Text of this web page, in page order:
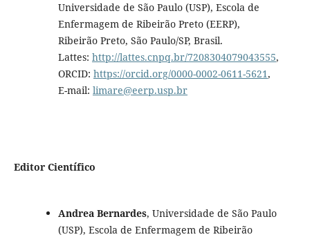
Universidade de São Paulo (USP), Escola de
Enfermagem de Ribeirão Preto (EERP),
Ribeirão Preto, São Paulo/SP, Brasil.
Lattes: http://lattes.cnpq.br/7208304079043555,
ORCID: https://orcid.org/0000-0002-0611-5621,
E-mail: limare@eerp.usp.br
Editor Científico
Andrea Bernardes, Universidade de São Paulo
(USP), Escola de Enfermagem de Ribeirão